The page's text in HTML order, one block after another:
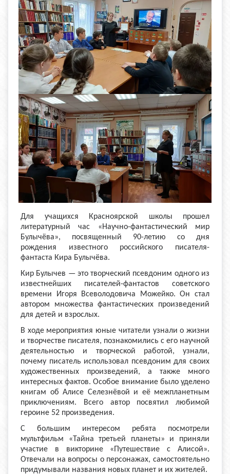
Для учащихся Красноярской школы прошел
литературный час «Научно-фантастический мир
Булычёва», посвященный 90-летию со дня
рождения известного российского писателя-
фантаста Кира Булычёва.
Кир Булычев — это творческий псевдоним одного из
известнейших писателей-фантастов советского
времени Игоря Всеволодовича Можейко. Он стал
автором множества фантастических произведений
для детей и взрослых.
В ходе мероприятия юные читатели узнали о жизни
и творчестве писателя, познакомились с его научной
деятельностью и творческой работой, узнали,
почему писатель использовал псевдоним для своих
художественных произведений, а также много
интересных фактов. Особое внимание было уделено
книгам об Алисе Селезнёвой и её межпланетным
приключениям. Всего автор посвятил любимой
героине 52 произведения.
С большим интересом ребята посмотрели
мультфильм «Тайна третьей планеты» и приняли
участие в викторине «Путешествие с Алисой».
Отвечали на вопросы о персонажах, самостоятельно
придумывали названия новых планет и их жителей.